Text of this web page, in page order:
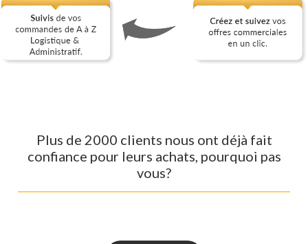
Plus de 2000 clients nous ont déjà fait
confiance pour leurs achats, pourquoi pas
vous?